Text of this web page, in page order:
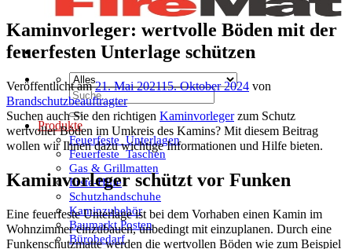
Suchen
nach:
Produkte
Feuerfeste_Unterlagen
Feuerfeste_Taschen
Gas & Grillmatten
Erste-Hilfe
Schutzhandschuhe
Kaminzubehör
Baumarkt Posten
Bürobedarf
Kaminvorleger: wertvolle Böden mit der
feuerfesten Unterlage schützen
Veröffentlicht am21. Mai 202115. Oktober 2024 von
Brandschutzbeauftragter
Suchen auch Sie den richtigen Kaminvorlegerzum Schutz
wertvoller Böden im Umkreis des Kamins? Mit diesem Beitrag
wollen wir Ihnen dazu wichtige Informationen und Hilfe bieten.
Kaminvorleger schützt vor Funken
Eine feuerfeste Unterlage ist bei dem Vorhaben einen Kamin im
Wohnzimmer einzubauen, unbedingt mit einzuplanen. Durch eine
Funkenschutzmatte werden die wertvollen Böden wie zum Beispiel